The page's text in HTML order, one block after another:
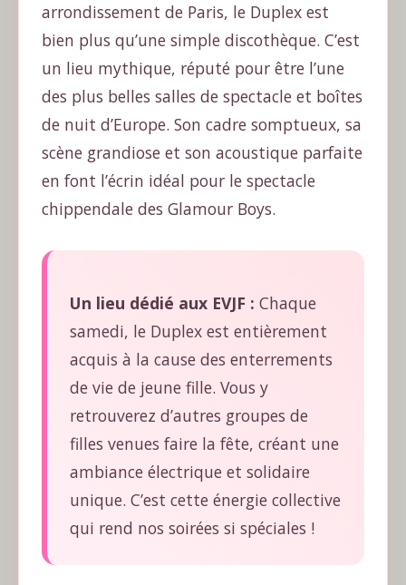
arrondissement de Paris, le Duplex est
bien plus qu’une simple discothèque. C’est
un lieu mythique, réputé pour être l’une
des plus belles salles de spectacle et boîtes
de nuit d’Europe. Son cadre somptueux, sa
scène grandiose et son acoustique parfaite
en font l’écrin idéal pour le spectacle
chippendale des Glamour Boys.
Un lieu dédié aux EVJF : Chaque
samedi, le Duplex est entièrement
acquis à la cause des enterrements
de vie de jeune fille. Vous y
retrouverez d’autres groupes de
filles venues faire la fête, créant une
ambiance électrique et solidaire
unique. C’est cette énergie collective
qui rend nos soirées si spéciales !